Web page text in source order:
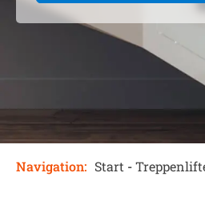
Navigation: Start -